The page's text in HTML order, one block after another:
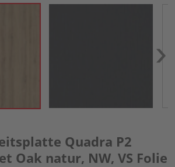
Quadra P2
Oak natur, NW, VS Folie